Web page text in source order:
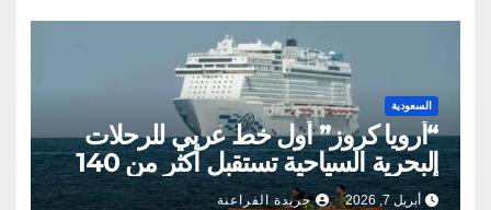
السعودية
“أرويا كروز” أول خط عربي للرحلات
البحرية السياحية تستقبل أكثر من 140
ألف ضيف
أبريل 7, 2026 جريدة الفراعنة